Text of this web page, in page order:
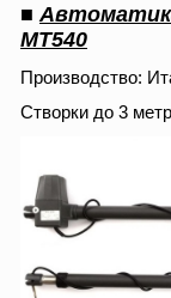
■
MT540
Производство:
Створки до 3